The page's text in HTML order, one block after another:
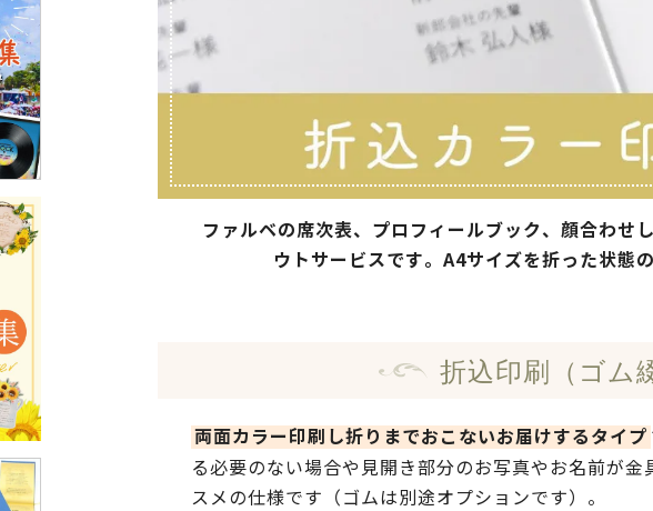
ファルベの席次表、プロフィールブック、顔合わせ
ウトサービスです。A4サイズを折った状態
折込印刷（ゴム
両面カラー印刷し折りまでおこないお届けするタイプ
る必要のない場合や見開き部分のお写真やお名前が
スメの仕様です（ゴムは別途オプションです）。